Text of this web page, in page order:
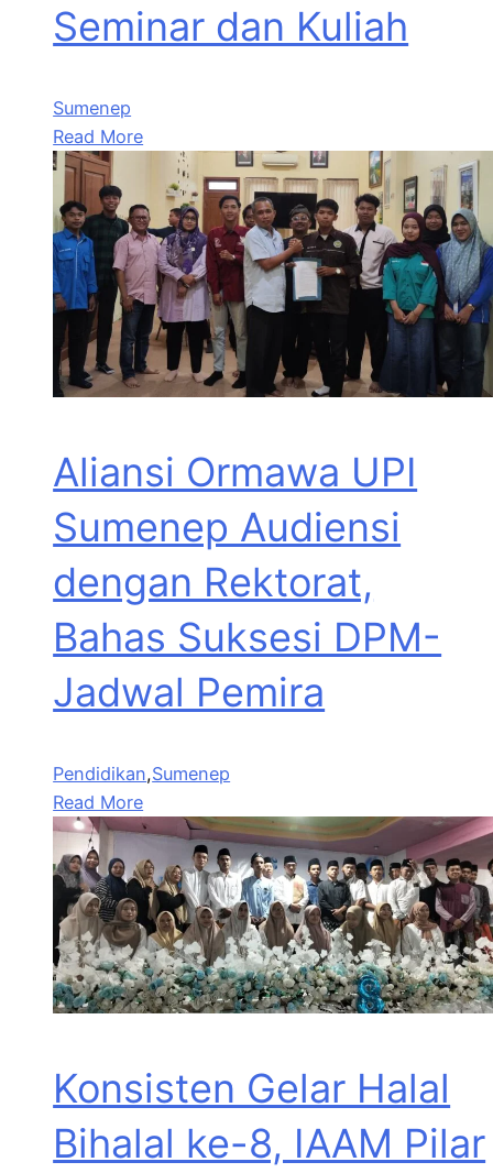
Seminar dan Kuliah
Sumenep
Read More
Aliansi Ormawa UPI
Sumenep Audiensi
dengan Rektorat,
Bahas Suksesi DPM-
Jadwal Pemira
Pendidikan,Sumenep
Read More
Konsisten Gelar Halal
Bihalal ke-8, IAAM Pilar